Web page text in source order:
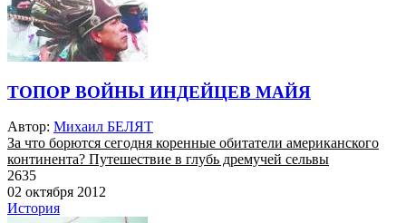
ТОПОР ВОЙНЫ ИНДЕЙЦЕВ МАЙЯ
Автор: Михаил БЕЛЯТ
За что борются сегодня коренные обитатели американского
континента? Путешествие в глубь дремучей сельвы
2635
02 октября 2012
История